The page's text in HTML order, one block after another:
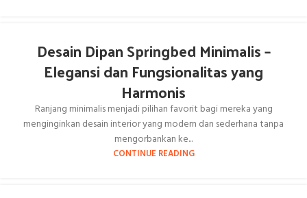
Desain Dipan Springbed Minimalis –
Elegansi dan Fungsionalitas yang
Harmonis
Ranjang minimalis menjadi pilihan favorit bagi mereka yang
menginginkan desain interior yang modern dan sederhana tanpa
mengorbankan ke...
CONTINUE READING